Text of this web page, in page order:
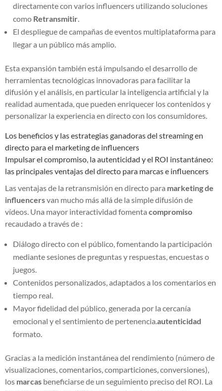
directamente con varios influencers utilizando soluciones
como Retransmitir
El despliegue de campañas de eventos multiplataforma para
llegar a un público más amplio.
Esta expansión también está impulsando el desarrollo de
herramientas tecnológicas innovadoras para facilitar la
difusión y el análisis, en particular la inteligencia artificial y la
realidad aumentada, que pueden enriquecer los contenidos y
personalizar la experiencia en directo con los consumidores.
Los beneficios y las estrategias ganadoras del streaming en
directo para el marketing de influencers
Impulsar el compromiso, la autenticidad y el ROI instantáneo:
las principales ventajas del directo para marcas e influencers
Las ventajas de la retransmisión en directo para marketing de
influencersvan mucho más allá de la simple difusión de
vídeos. Una mayor interactividad fomenta compromiso
recaudado a través de :
Diálogo directo con el público, fomentando la participación
mediante sesiones de preguntas y respuestas, encuestas o
juegos.
Contenidos personalizados, adaptados a los comentarios en
tiempo real.
Mayor fidelidad del público, generada por la cercanía
emocional y el sentimiento de pertenencia. autenticidad
formato.
Gracias a la medición instantánea del rendimiento (número de
visualizaciones, comentarios, comparticiones, conversiones),
los marcas beneficiarse de un seguimiento preciso del ROI. La